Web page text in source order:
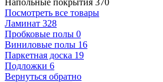
Напольные покрытия 370
Посмотреть все товары
Ламинат 328
Пробковые полы 0
Виниловые полы 16
Паркетная доска 19
Подложки 6
Вернуться обратно